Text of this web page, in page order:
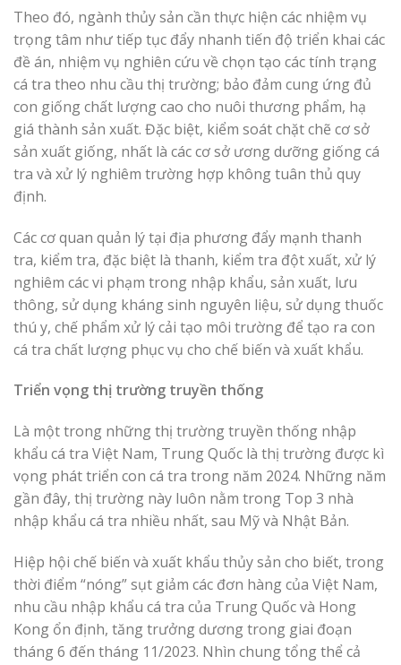
Theo đó, ngành thủy sản cần thực hiện các nhiệm vụ
trọng tâm như tiếp tục đẩy nhanh tiến độ triển khai các
đề án, nhiệm vụ nghiên cứu về chọn tạo các tính trạng
cá tra theo nhu cầu thị trường; bảo đảm cung ứng đủ
con giống chất lượng cao cho nuôi thương phẩm, hạ
giá thành sản xuất. Đặc biệt, kiểm soát chặt chẽ cơ sở
sản xuất giống, nhất là các cơ sở ương dưỡng giống cá
tra và xử lý nghiêm trường hợp không tuân thủ quy
định.
Các cơ quan quản lý tại địa phương đẩy mạnh thanh
tra, kiểm tra, đặc biệt là thanh, kiểm tra đột xuất, xử lý
nghiêm các vi phạm trong nhập khẩu, sản xuất, lưu
thông, sử dụng kháng sinh nguyên liệu, sử dụng thuốc
thú y, chế phẩm xử lý cải tạo môi trường để tạo ra con
cá tra chất lượng phục vụ cho chế biến và xuất khẩu.
Triển vọng thị trường truyền thống
Là một trong những thị trường truyền thống nhập
khẩu cá tra Việt Nam, Trung Quốc là thị trường được kì
vọng phát triển con cá tra trong năm 2024. Những năm
gần đây, thị trường này luôn nằm trong Top 3 nhà
nhập khẩu cá tra nhiều nhất, sau Mỹ và Nhật Bản.
Hiệp hội chế biến và xuất khẩu thủy sản cho biết, trong
thời điểm “nóng” sụt giảm các đơn hàng của Việt Nam,
nhu cầu nhập khẩu cá tra của Trung Quốc và Hong
Kong ổn định, tăng trưởng dương trong giai đoạn
tháng 6 đến tháng 11/2023. Nhìn chung tổng thể cả